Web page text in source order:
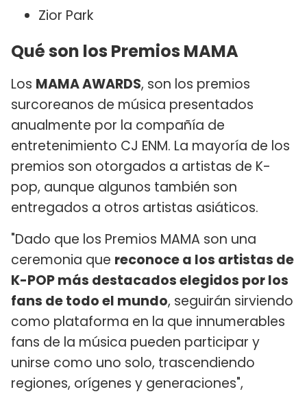
Zior Park
Qué son los Premios MAMA
Los MAMA AWARDS, son los premios
surcoreanos de música presentados
anualmente por la compañía de
entretenimiento CJ ENM. La mayoría de los
premios son otorgados a artistas de K-
pop, aunque algunos también son
entregados a otros artistas asiáticos.
"Dado que los Premios MAMA son una
ceremonia que reconoce a los artistas de
K-POP más destacados elegidos por los
fans de todo el mundo, seguirán sirviendo
como plataforma en la que innumerables
fans de la música pueden participar y
unirse como uno solo, trascendiendo
regiones, orígenes y generaciones",